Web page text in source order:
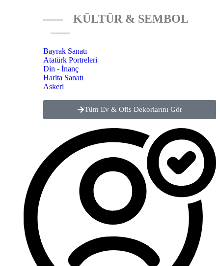
KÜLTÜR & SEMBOL
Bayrak Sanatı
Atatürk Portreleri
Din - İnanç
Harita Sanatı
Askeri
Tüm Ev & Ofis Dekorlarını Gör